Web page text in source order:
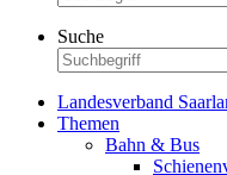
Suche
Landesverband
Themen
Bahn & Bus